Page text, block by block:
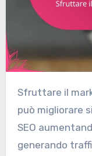
Sfruttare il marketing degli influencer in Italia
può migliorare
SEO
generando